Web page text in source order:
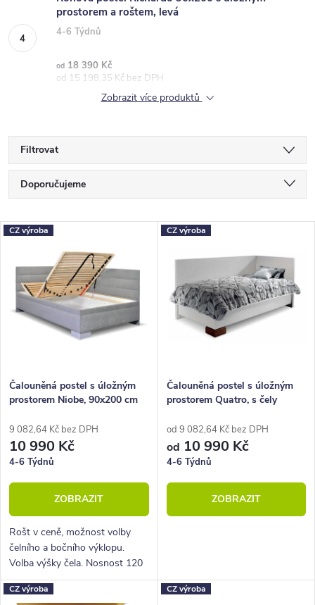
prostorem a roštem, levá
4-6 Týdnů
od 18 390 Kč
od 15 198,35 Kč bez DPH
Zobrazit více produktů
Filtrovat
a
z
n
í
o
d
u
k
t
ů
Doporučujeme
Nejdražší
Nejprodávanější
Abecedně
V
p
i
r
o
d
u
k
t
ů
CZ výroba
Čalouněná postel s úložným
prostorem Niobe, 90x200 cm
9 082,64 Kč bez DPH
10 990 Kč
4-6 Týdnů
ZOBRAZIT
Rošt v ceně, možnost volby
čelního a bočního výklopu.
Volba výšky čela. Nosnost 120
Kg.
CZ výroba
Čalouněná postel s úložným
prostorem Quatro, s čely
od 9 082,64 Kč bez DPH
od 10 990 Kč
4-6 Týdnů
ZOBRAZIT
CZ výroba CZ výroba